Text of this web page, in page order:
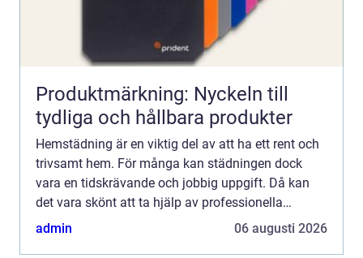
Produktmärkning: Nyckeln till
tydliga och hållbara produkter
Hemstädning är en viktig del av att ha ett rent och
trivsamt hem. För många kan städningen dock
vara en tidskrävande och jobbig uppgift. Då kan
det vara skönt att ta hjälp av professionella
städfirm...
admin 06 augusti 2026